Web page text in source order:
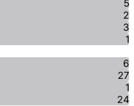
5
2
3
1
6
27
1
24